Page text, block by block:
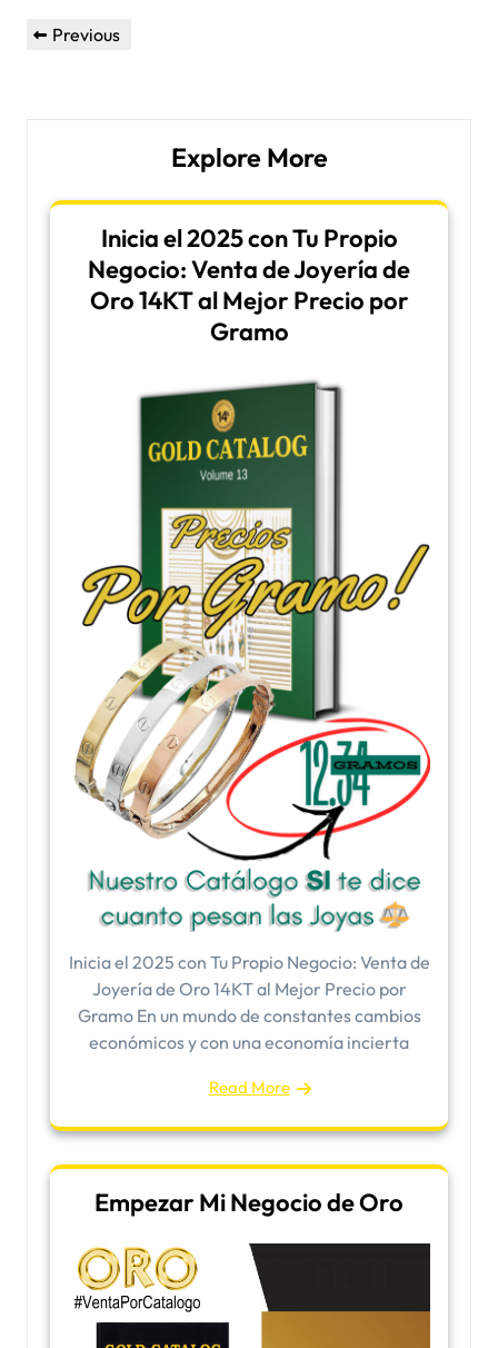
Post
navigation
Previous
Previous
Explore More
Inicia el 2025 con Tu Propio
Negocio: Venta de Joyería de
Oro 14KT al Mejor Precio por
Gramo
Inicia el 2025 con Tu Propio Negocio: Venta de
Joyería de Oro 14KT al Mejor Precio por
Gramo En un mundo de constantes cambios
económicos y con una economía incierta
Read More
Empezar Mi Negocio de Oro